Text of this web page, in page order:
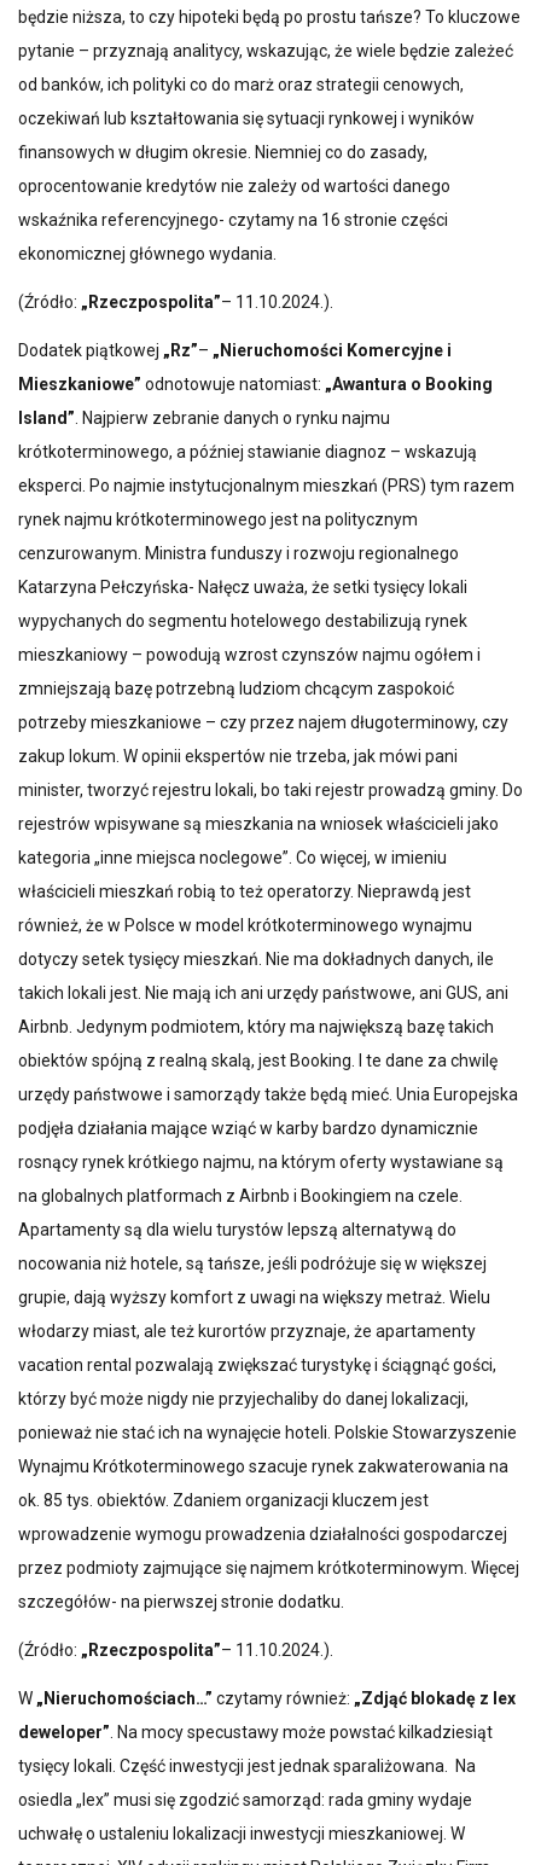
będzie niższa, to czy hipoteki będą po prostu tańsze? To kluczowe
pytanie – przyznają analitycy, wskazując, że wiele będzie zależeć
od banków, ich polityki co do marż oraz strategii cenowych,
oczekiwań lub kształtowania się sytuacji rynkowej i wyników
finansowych w długim okresie. Niemniej co do zasady,
oprocentowanie kredytów nie zależy od wartości danego
wskaźnika referencyjnego- czytamy na 16 stronie części
ekonomicznej głównego wydania.
(Źródło: „Rzeczpospolita”– 11.10.2024.).
Dodatek piątkowej „Rz”– „Nieruchomości Komercyjne i
Mieszkaniowe” odnotowuje natomiast: „Awantura o Booking
Island” . Najpierw zebranie danych o rynku najmu
krótkoterminowego, a później stawianie diagnoz – wskazują
eksperci. Po najmie instytucjonalnym mieszkań (PRS) tym razem
rynek najmu krótkoterminowego jest na politycznym
cenzurowanym. Ministra funduszy i rozwoju regionalnego
Katarzyna Pełczyńska- Nałęcz uważa, że setki tysięcy lokali
wypychanych do segmentu hotelowego destabilizują rynek
mieszkaniowy – powodują wzrost czynszów najmu ogółem i
zmniejszają bazę potrzebną ludziom chcącym zaspokoić
potrzeby mieszkaniowe – czy przez najem długoterminowy, czy
zakup lokum. W opinii ekspertów nie trzeba, jak mówi pani
minister, tworzyć rejestru lokali, bo taki rejestr prowadzą gminy. Do
rejestrów wpisywane są mieszkania na wniosek właścicieli jako
kategoria „inne miejsca noclegowe”. Co więcej, w imieniu
właścicieli mieszkań robią to też operatorzy. Nieprawdą jest
również, że w Polsce w model krótkoterminowego wynajmu
dotyczy setek tysięcy mieszkań. Nie ma dokładnych danych, ile
takich lokali jest. Nie mają ich ani urzędy państwowe, ani GUS, ani
Airbnb. Jedynym podmiotem, który ma największą bazę takich
obiektów spójną z realną skalą, jest Booking. I te dane za chwilę
urzędy państwowe i samorządy także będą mieć. Unia Europejska
podjęła działania mające wziąć w karby bardzo dynamicznie
rosnący rynek krótkiego najmu, na którym oferty wystawiane są
na globalnych platformach z Airbnb i Bookingiem na czele.
Apartamenty są dla wielu turystów lepszą alternatywą do
nocowania niż hotele, są tańsze, jeśli podróżuje się w większej
grupie, dają wyższy komfort z uwagi na większy metraż. Wielu
włodarzy miast, ale też kurortów przyznaje, że apartamenty
vacation rental pozwalają zwiększać turystykę i ściągnąć gości,
którzy być może nigdy nie przyjechaliby do danej lokalizacji,
ponieważ nie stać ich na wynajęcie hoteli. Polskie Stowarzyszenie
Wynajmu Krótkoterminowego szacuje rynek zakwaterowania na
ok. 85 tys. obiektów. Zdaniem organizacji kluczem jest
wprowadzenie wymogu prowadzenia działalności gospodarczej
przez podmioty zajmujące się najmem krótkoterminowym. Więcej
szczegółów- na pierwszej stronie dodatku.
(Źródło: „Rzeczpospolita”– 11.10.2024.).
W „Nieruchomościach…” czytamy również: „Zdjąć blokadę z lex
deweloper” . Na mocy specustawy może powstać kilkadziesiąt
tysięcy lokali. Część inwestycji jest jednak sparaliżowana. Na
osiedla „lex” musi się zgodzić samorząd: rada gminy wydaje
uchwałę o ustaleniu lokalizacji inwestycji mieszkaniowej. W